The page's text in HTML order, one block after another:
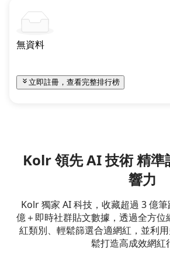
無資料
立即註冊，查看完整排行榜
Kolr 領先 AI 技術 精準
響力
Kolr 獨家 AI 科技，收藏超過 3 億
億＋即時社群貼文數據，透過全方
紅類別、輕鬆篩選合適網紅，並利
鬆打造高成效網紅